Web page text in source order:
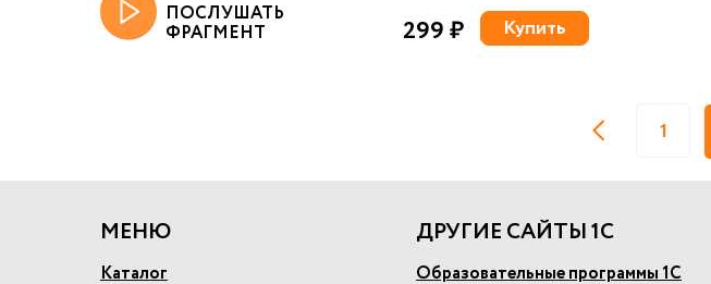
ПОСЛУШАТЬ
ФРАГМЕНТ 299 ₽ Купить
1
МЕНЮ
Каталог
ДРУГИЕ САЙТЫ 1С
Образовательные программы 1С